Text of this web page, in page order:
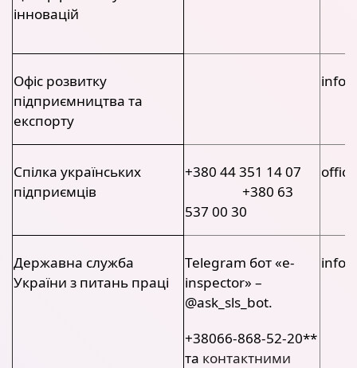
інновацій
Офіс розвитку
підприємництва та
експорту
Спілка українських
підприємців
+380 44 351 14 07
+380 63
537 00 30
Державна служба
України з питань праці
Telegram бот «e-
inspector» –
@ask_sls_bot.
+38066-868-52-20**
та контактними